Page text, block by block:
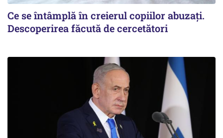
Ce se întâmplă în creierul copiilor abuzați.
Descoperirea făcută de cercetători